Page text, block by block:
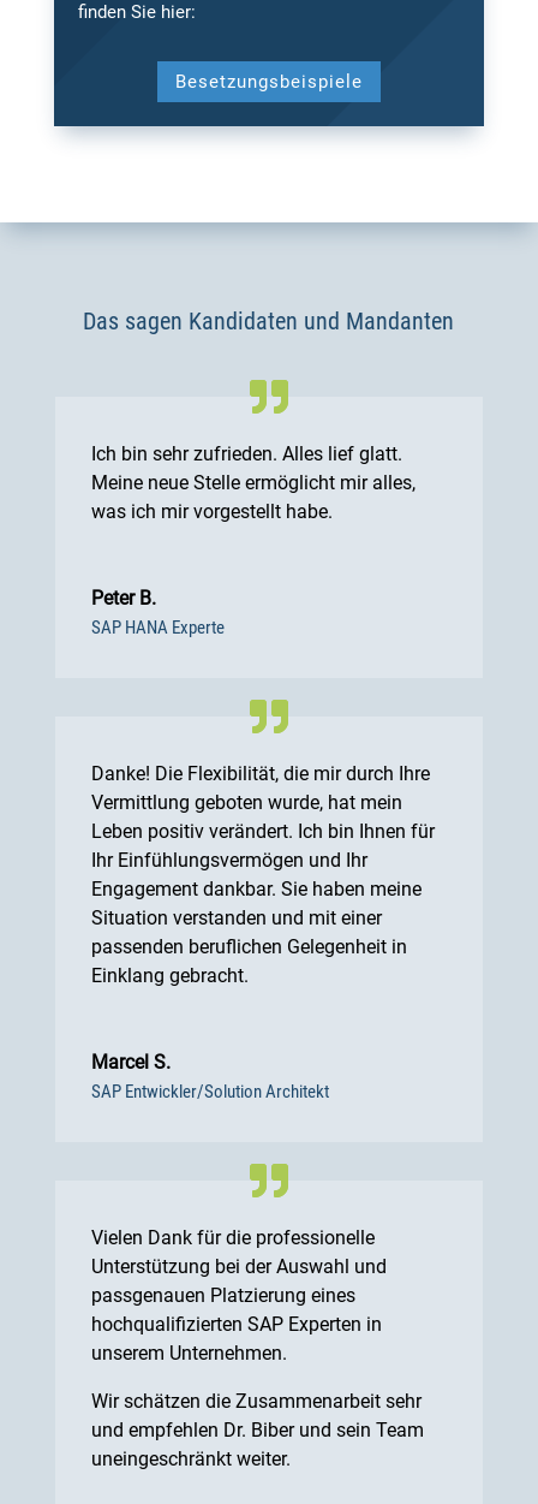
finden Sie hier:
Besetzungsbeispiele
Das sagen Kandidaten und Mandanten
Ich bin sehr zufrieden. Alles lief glatt.
Meine neue Stelle ermöglicht mir alles,
was ich mir vorgestellt habe.
Peter B.
SAP HANA Experte
Danke! Die Flexibilität, die mir durch Ihre
Vermittlung geboten wurde, hat mein
Leben positiv verändert. Ich bin Ihnen für
Ihr Einfühlungsvermögen und Ihr
Engagement dankbar. Sie haben meine
Situation verstanden und mit einer
passenden beruflichen Gelegenheit in
Einklang gebracht.
Marcel S.
SAP Entwickler/Solution Architekt
Vielen Dank für die professionelle
Unterstützung bei der Auswahl und
passgenauen Platzierung eines
hochqualifizierten SAP Experten in
unserem Unternehmen.
Wir schätzen die Zusammenarbeit sehr
und empfehlen Dr. Biber und sein Team
uneingeschränkt weiter.